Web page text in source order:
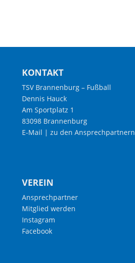
KONTAKT
TSV Brannenburg – Fußball
Dennis Hauck
Am Sportplatz 1
83098 Brannenburg
E-Mail | zu den Ansprechpartnern
VEREIN
Ansprechpartner
Mitglied werden
Instagram
Facebook